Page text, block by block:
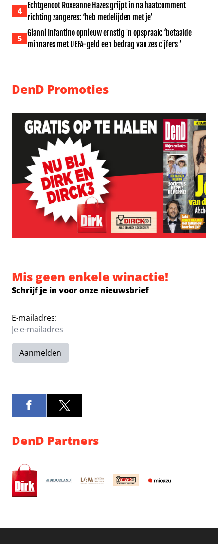
4
Echtgenoot Roxeanne Hazes grijpt in na haatcomment
richting zangeres: ‘heb medelijden met je’
5
Gianni Infantino opnieuw ernstig in opspraak: ‘betaalde
minnares met UEFA-geld een bedrag van zes cijfers ’
DenD Promoties
Mis geen enkele winactie!
Schrijf je in voor onze nieuwsbrief
E-mailadres:
Aanmelden
DenD Partners